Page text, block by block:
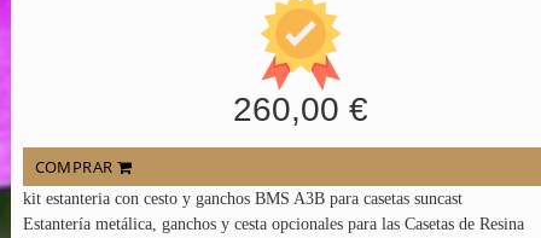
260,00 €
COMPRAR
kit estanteria con cesto y ganchos BMS A3B para casetas suncast
Estantería metálica, ganchos y cesta opcionales para las Casetas de Resina